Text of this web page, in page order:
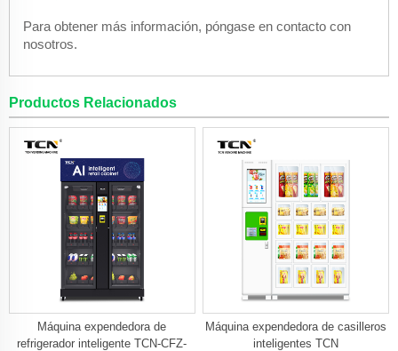
Para obtener más información, póngase en contacto con
nosotros.
Productos Relacionados
Máquina expendedora de
refrigerador inteligente TCN-CFZ-
Máquina expendedora de casilleros
inteligentes TCN